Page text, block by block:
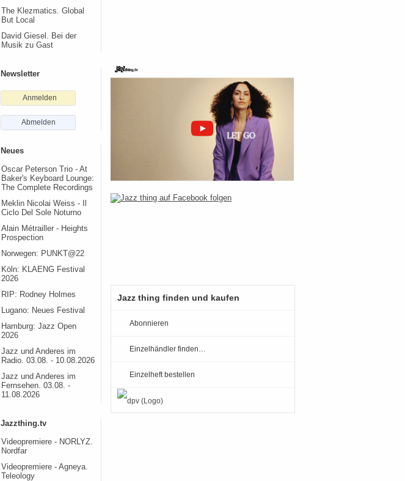
The Klezmatics. Global
But Local
David Giesel. Bei der
Musik zu Gast
Newsletter
Anmelden
Abmelden
Neues
Oscar Peterson Trio - At
Baker's Keyboard Lounge:
The Complete Recordings
Meklin Nicolai Weiss - Il
Ciclo Del Sole Noturno
Alain Métrailler - Heights
Prospection
Norwegen: PUNKT@22
Köln: KLAENG Festival
2026
RIP: Rodney Holmes
Lugano: Neues Festival
Hamburg: Jazz Open
2026
Jazz und Anderes im
Radio. 03.08. - 10.08.2026
Jazz und Anderes im
Fernsehen. 03.08. -
11.08.2026
Jazzthing.tv
Videopremiere - NORLYZ.
Nordfar
Videopremiere - Agneya.
Teleology
Jazz thing finden und kaufen
Abonnieren
Einzelhändler finden…
Einzelheft bestellen